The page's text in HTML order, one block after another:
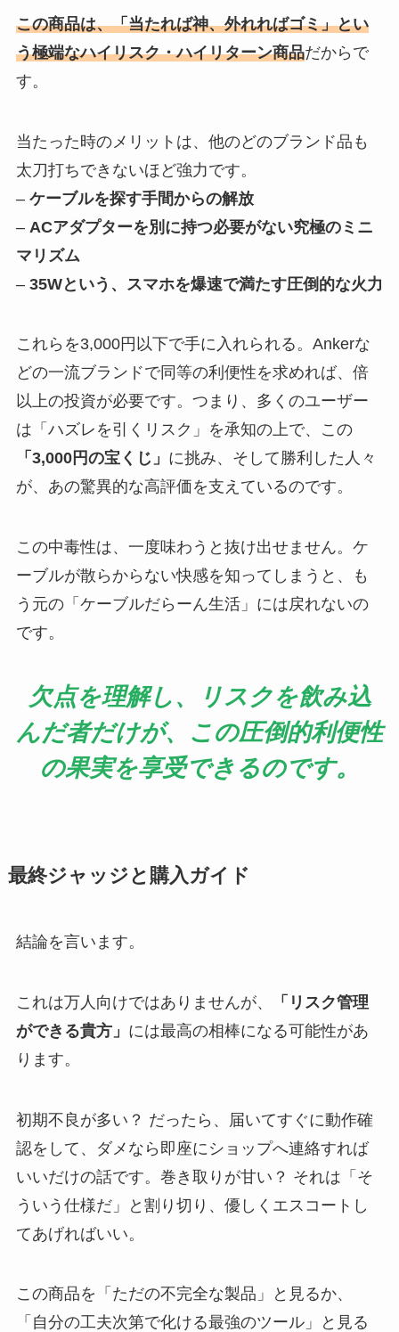
この商品は、「当たれば神、外れればゴミ」とい
う極端なハイリスク・ハイリターン商品だからで
す。
当たった時のメリットは、他のどのブランド品も
太刀打ちできないほど強力です。
– ケーブルを探す手間からの解放
– ACアダプターを別に持つ必要がない究極のミニ
マリズム
– 35Wという、スマホを爆速で満たす圧倒的な火力
これらを3,000円以下で手に入れられる。Ankerな
どの一流ブランドで同等の利便性を求めれば、倍
以上の投資が必要です。つまり、多くのユーザー
は「ハズレを引くリスク」を承知の上で、この
「3,000円の宝くじ」 に挑み、そして勝利した人々
が、あの驚異的な高評価を支えているのです。
この中毒性は、一度味わうと抜け出せません。ケ
ーブルが散らからない快感を知ってしまうと、も
う元の「ケーブルだらーん生活」には戻れないの
です。
欠点を理解し、リスクを飲み込
んだ者だけが、この圧倒的利便性
の果実を享受できるのです。
最終ジャッジと購入ガイド
結論を言います。
これは万人向けではありませんが、
「リスク管理
ができる貴方」 には最高の相棒になる可能性があ
ります。
初期不良が多い？ だったら、届いてすぐに動作確
認をして、ダメなら即座にショップへ連絡すれば
いいだけの話です。巻き取りが甘い？ それは「そ
ういう仕様だ」と割り切り、優しくエスコートし
てあげればいい。
この商品を「ただの不完全な製品」と見るか、
「自分の工夫次第で化ける最強のツール」と見る